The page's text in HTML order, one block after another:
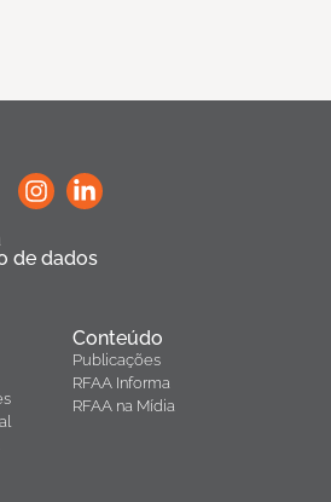
de dados
Conteúdo
Publicações
RFAA Informa
RFAA na Mídia